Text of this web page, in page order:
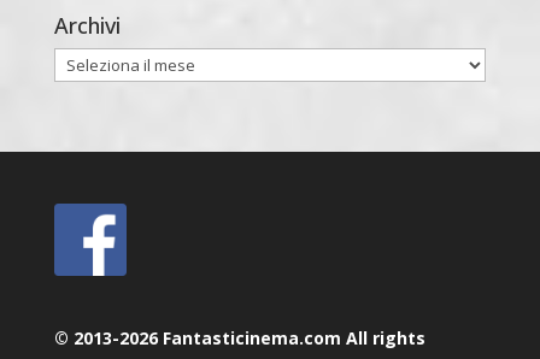
Archivi
Archivi
© 2013-2026 Fantasticinema.com All rights